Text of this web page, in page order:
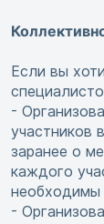
Если вы
-
участников
заранее о
каждого
необходимы
-